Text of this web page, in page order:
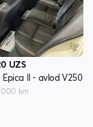
UZS
II - avlod V250
km